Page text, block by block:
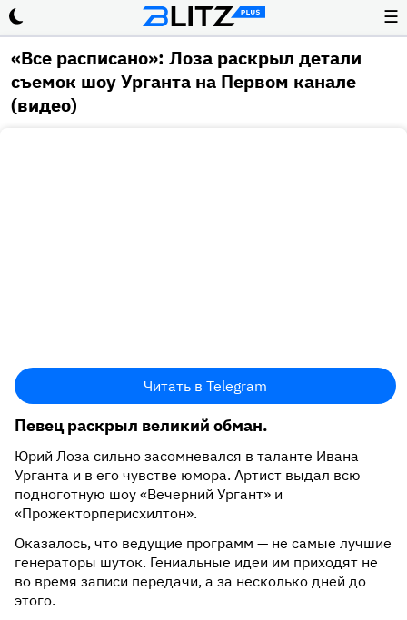
☰
«Все расписано»: Лоза раскрыл детали
съемок шоу Урганта на Первом канале
(видео)
Читать в Telegram
Певец раскрыл великий обман.
Юрий Лоза сильно засомневался в таланте Ивана
Урганта и в его чувстве юмора. Артист выдал всю
подноготную шоу «Вечерний Ургант» и
«Прожекторперисхилтон».
Оказалось, что ведущие программ — не самые лучшие
генераторы шуток. Гениальные идеи им приходят не
во время записи передачи, а за несколько дней до
этого.